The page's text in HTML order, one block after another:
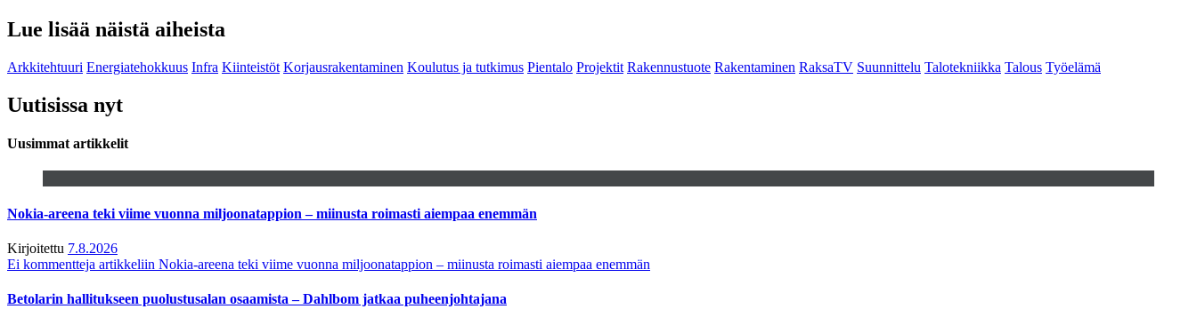
Lue lisää näistä aiheista
Arkkitehtuuri Energiatehokkuus Infra Kiinteistöt Korjausrakentaminen Koulutus ja tutkimus Pientalo Projektit Rakennustuote Rakentaminen RaksaTV Suunnittelu Talotekniikka Talous Työelämä
Uutisissa nyt
Uusimmat artikkelit
Nokia-areena teki viime vuonna miljoonatappion – miinusta roimasti aiempaa enemmän
Kirjoitettu 7.8.2026
Ei kommentteja artikkeliin Nokia-areena teki viime vuonna miljoonatappion – miinusta roimasti aiempaa enemmän
Betolarin hallitukseen puolustusalan osaamista – Dahlbom jatkaa puheenjohtajana